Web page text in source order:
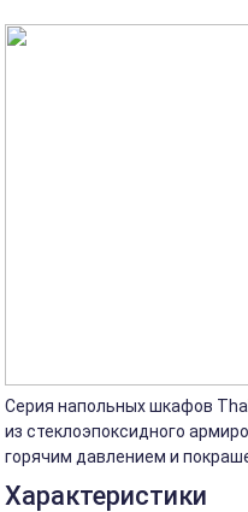
Серия напольных шкафов
из стеклоэпоксидного
горячим давлением и
Характеристики